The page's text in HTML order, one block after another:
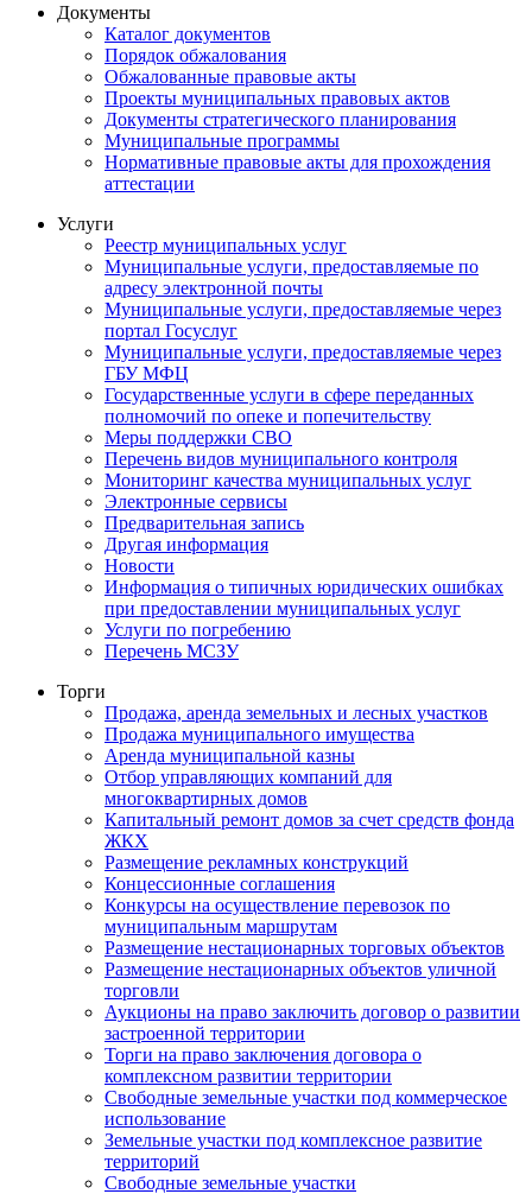
Документы
Каталог документов
Порядок обжалования
Обжалованные правовые акты
Проекты муниципальных правовых актов
Документы стратегического планирования
Муниципальные программы
Нормативные правовые акты для прохождения
аттестации
Услуги
Реестр муниципальных услуг
Муниципальные услуги, предоставляемые по
адресу электронной почты
Муниципальные услуги, предоставляемые через
портал Госуслуг
Муниципальные услуги, предоставляемые через
ГБУ МФЦ
Государственные услуги в сфере переданных
полномочий по опеке и попечительству
Меры поддержки СВО
Перечень видов муниципального контроля
Мониторинг качества муниципальных услуг
Электронные сервисы
Предварительная запись
Другая информация
Новости
Информация о типичных юридических ошибках
при предоставлении муниципальных услуг
Услуги по погребению
Перечень МСЗУ
Торги
Продажа, аренда земельных и лесных участков
Продажа муниципального имущества
Аренда муниципальной казны
Отбор управляющих компаний для
многоквартирных домов
Капитальный ремонт домов за счет средств фонда
ЖКХ
Размещение рекламных конструкций
Концессионные соглашения
Конкурсы на осуществление перевозок по
муниципальным маршрутам
Размещение нестационарных торговых объектов
Размещение нестационарных объектов уличной
торговли
Аукционы на право заключить договор о развитии
застроенной территории
Торги на право заключения договора о
комплексном развитии территории
Свободные земельные участки под коммерческое
использование
Земельные участки под комплексное развитие
территорий
Свободные земельные участки